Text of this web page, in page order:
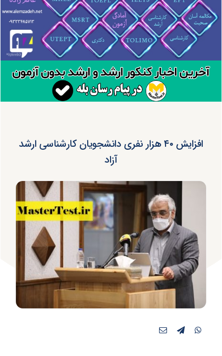
افزایش ۴۰ هزار نفری دانشجویان کارشناسی ارشد
آزاد